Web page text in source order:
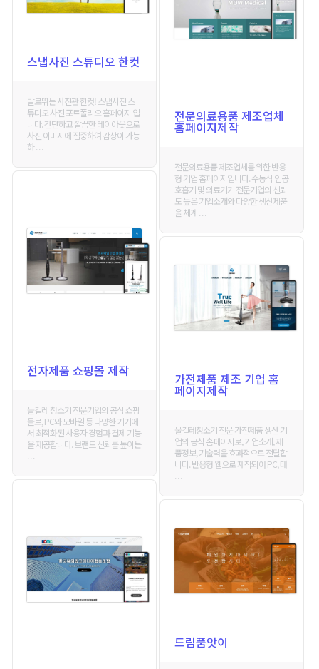
전문의료용품 제조업체
홈페이지제작
전문의료용품 제조업체를 위한 반응
형 기업 홈페이지입니다. 수동식 인공
호흡기 및 의료기기 전문기업의 신뢰
도 높은 기업소개와 다양한 생산제품
을 체계 . . .
스냅사진 스튜디오 한컷
발로뛰는 사진관 한컷! 스냅사진 스
튜디오 사진 포트폴리오 홈페이지 입
니다. 간단하고 깔끔한 레이아웃으로
사진 이미지에 집중하여 감상이 가능
하 . . .
전자제품 쇼핑몰 제작
물걸레 청소기 전문기업의 공식 쇼핑
몰로, PC와 모바일 등 다양한 기기에
서 최적화된 사용자 경험과 결제 기능
을 제공합니다. 브랜드 신뢰를 높이는
. . .
가전제품 제조 기업 홈
페이지제작
물걸레청소기 전문 가전제품 생산 기
업의 공식 홈페이지로, 기업소개, 제
품정보, 기술력을 효과적으로 전달합
니다. 반응형 웹으로 제작되어 PC, 태
. . .
드림품앗이